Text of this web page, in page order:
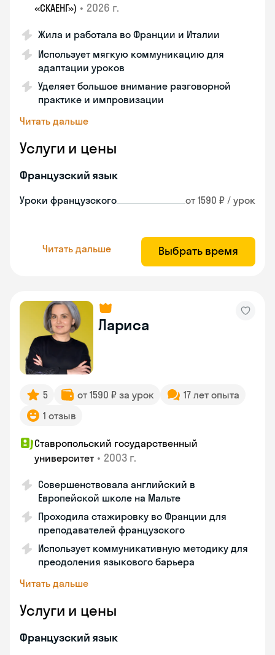
«СКАЕНГ») • 2026 г.
Жила и работала во Франции и Италии
Использует мягкую коммуникацию для
адаптации уроков
Уделяет большое внимание разговорной
практике и импровизации
Читать дальше
Услуги и цены
Французский язык
Уроки французского от 1590 ₽ / урок
Читать дальше Выбрать время
Лариса
5 от 1590 ₽ за урок
17 лет опыта
1 отзыв
Ставропольский государственный
университет • 2003 г.
Совершенствовала английский в
Европейской школе на Мальте
Проходила стажировку во Франции для
преподавателей французского
Использует коммуникативную методику для
преодоления языкового барьера
Читать дальше
Услуги и цены
Французский язык